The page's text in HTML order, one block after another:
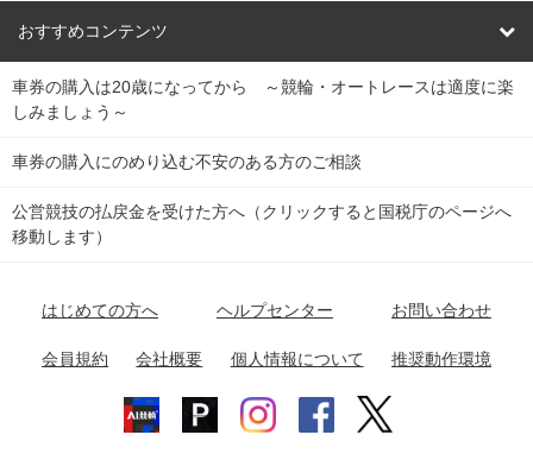
競輪くじ
Dokanto!
チャリロトプラザ
レース結果
キャリーオーバー一覧
北日本 函館競輪場
関
東
弥彦競輪場 前橋競輪場 取手競輪場 宇都宮競輪場
関
東
小田原競輪場
名古屋競輪場 岐阜競輪場 大垣競輪場 豊橋競輪場
富山競輪場 松阪競輪場 四日市競輪場
福井競輪場 奈良競輪場 向日町競輪場
おすすめコンテンツ
競輪選手情報
Perfecta Navi
netkeirin
車券の購入は20歳になってから ～競輪・オートレースは適度に楽
しみましょう～
車券の購入にのめり込む不安のある方のご相談
公営競技の払戻金を受けた方へ（クリックすると国税庁のページへ
移動します）
はじめての方へ ヘルプセンター お問い合わせ
会員規約 会社概要 個人情報について 推奨動作環境